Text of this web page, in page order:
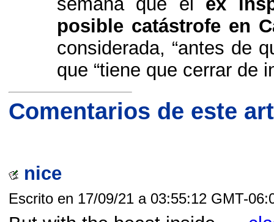
posible catástrofe en
considerada, “antes de
que “tiene que cerrar de
Comentarios de este
nice
Escrito en 17/09/21 a 03:55:12 GMT-